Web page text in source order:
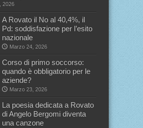
2026
A Rovato il No al 40,4%, il
Pd: soddisfazione per l’esito
nazionale
Marzo 24, 2026
Corso di primo soccorso:
quando è obbligatorio per le
aziende?
Marzo 23, 2026
La poesia dedicata a Rovato
di Angelo Bergomi diventa
una canzone